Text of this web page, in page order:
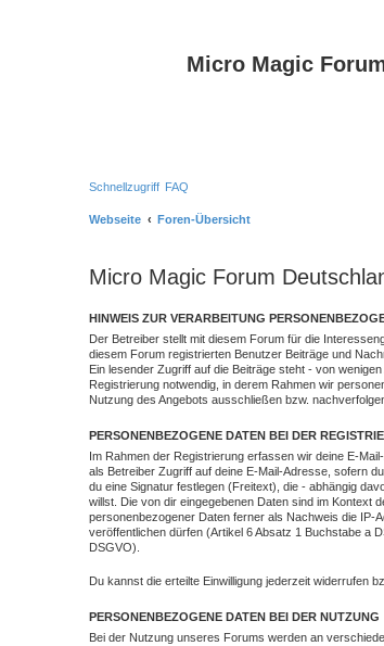
Micro Magic
Schnellzugriff FAQ
Webseite
Foren-Übersicht
Micro Magic Forum
HINWEIS ZUR VERARBEITUNG
Der Betreiber stellt mit diesem Forum für die
diesem Forum registrierten Benutzer Beiträge und
Ein lesender Zugriff auf die Beiträge steht - von
Registrierung notwendig, in derem Rahmen wir
Nutzung des Angebots ausschließen bzw.
PERSONENBEZOGENE DATEN BEI DER
Im Rahmen der Registrierung erfassen wir deine E-
als Betreiber Zugriff auf deine E-Mail-Adresse, sofern
du eine Signatur festlegen (Freitext), die - abhängig
willst. Die von dir eingegebenen Daten sind im Kontext
personenbezogener Daten ferner als Nachweis die IP-
veröffentlichen dürfen (Artikel 6 Absatz 1 Buchstabe a
DSGVO).
Du kannst die erteilte Einwilligung jederzeit widerrufen
PERSONENBEZOGENE DATEN BEI DER NUTZUNG
Bei der Nutzung unseres Forums werden an